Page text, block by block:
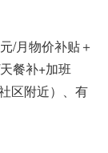
/月物价补贴＋
餐补+加班
区附近）、有